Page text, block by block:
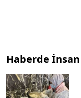
Haberde İnsan